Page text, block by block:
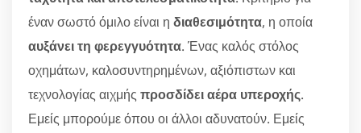
έναν σωστό όμιλο είναι η διαθεσιμότητα, η οποία
αυξάνει τη φερεγγυότητα. Ένας καλός στόλος
οχημάτων, καλοσυντηρημένων, αξιόπιστων και
τεχνολογίας αιχμής προσδίδει αέρα υπεροχής.
Εμείς μπορούμε όπου οι άλλοι αδυνατούν. Εμείς